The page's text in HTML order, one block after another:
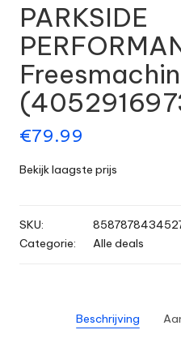
PARKSIDE
€79.99
Bekijk laagste prijs
SKU:
Categorie:
Alle deals
Beschrijving